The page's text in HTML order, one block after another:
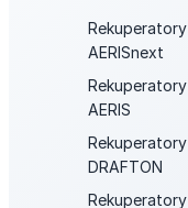
Rekuperatory
AERISnext
Rekuperatory
AERIS
Rekuperatory
DRAFTON
Rekuperatory